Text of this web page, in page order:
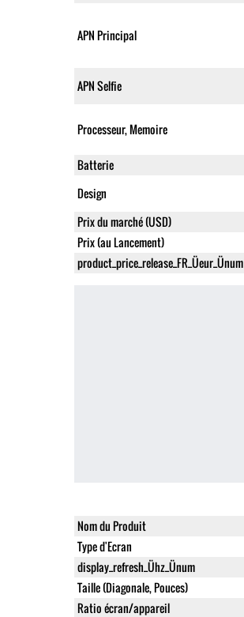
APN Principal
APN Selfie
Processeur, Memoire
Batterie
Design
Prix du marché (USD)
Prix (au Lancement)
product_price_release_FR_Üeur_Ünum
Nom du Produit
Type d'Ecran
display_refresh_Ühz_Ünum
Taille (Diagonale, Pouces)
Ratio écran/appareil